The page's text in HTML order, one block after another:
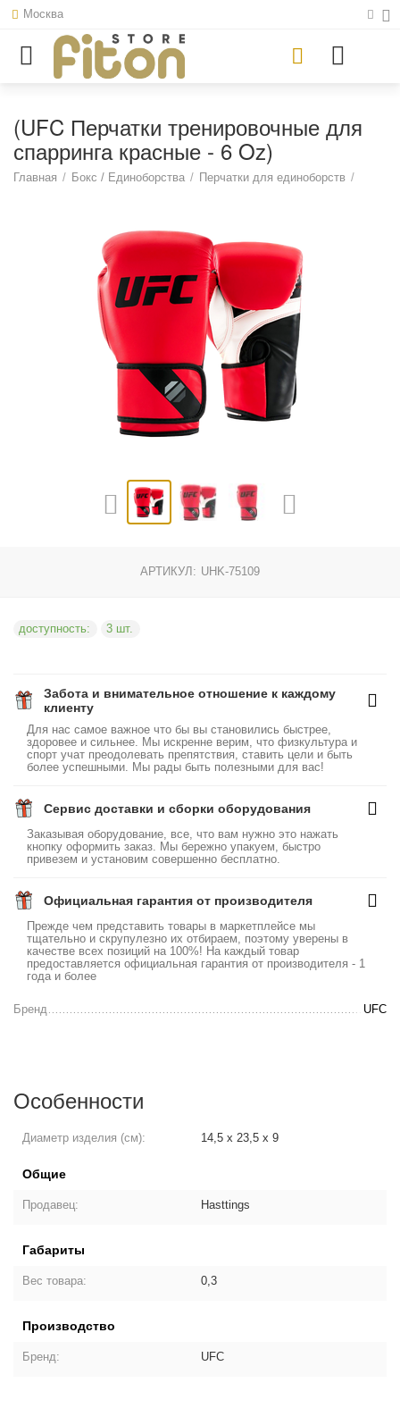
Москва
(UFC Перчатки тренировочные для
спарринга красные - 6 Oz)
Главная / Бокс / Единоборства / Перчатки для единоборств /
АРТИКУЛ: UHK-75109
доступность: 3 шт.
Забота и внимательное отношение к каждому
клиенту
Для нас самое важное что бы вы становились быстрее,
здоровее и сильнее. Мы искренне верим, что физкультура и
спорт учат преодолевать препятствия, ставить цели и быть
более успешными. Мы рады быть полезными для вас!
Сервис доставки и сборки оборудования
Заказывая оборудование, все, что вам нужно это нажать
кнопку оформить заказ. Мы бережно упакуем, быстро
привезем и установим совершенно бесплатно.
Официальная гарантия от производителя
Прежде чем представить товары в маркетплейсе мы
тщательно и скрупулезно их отбираем, поэтому уверены в
качестве всех позиций на 100%! На каждый товар
предоставляется официальная гарантия от производителя - 1
года и более
Бренд UFC
Особенности
Диаметр изделия (см): 14,5 x 23,5 x 9
Общие
Продавец: Hasttings
Габариты
Вес товара: 0,3
Производство
Бренд: UFC